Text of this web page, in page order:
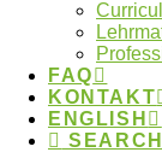
FAQ
KONTAKT
ENGLISH
SEARCH